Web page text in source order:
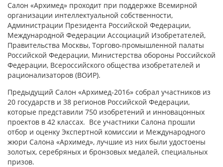
Салон «Архимед» проходит при поддержке Всемирной
организации интеллектуальной собственности,
Администрации Президента Российской Федерации,
Международной Федерации Ассоциаций Изобретателей,
Правительства Москвы, Торгово-промышленной палаты
Российской Федерации, Министерства обороны Российской
Федерации, Всероссийского общества изобретателей и
рационализаторов (ВОИР).
Предыдущий Салон «Архимед-2016» собрал участников из
20 государств и 38 регионов Российской Федерации,
которые представили 750 изобретений и инновацонных
проектов в 42 классах. Все участники Салона прошли
отбор и оценку Экспертной комиссии и Международного
жюри Салона «Архимед», лучшие из них были удостоены
золотых, серебряных и бронзовых медалей, специальных
призов.